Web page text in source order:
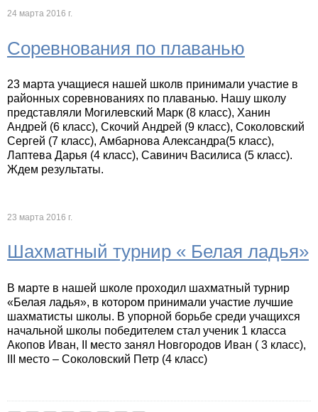
24 марта 2016 г.
Соревнования по плаванью
23 марта учащиеся нашей школв принимали участие в
районных соревнованиях по плаванью. Нашу школу
представляли Могилевский Марк (8 класс), Ханин
Андрей (6 класс), Скочий Андрей (9 класс), Соколовский
Сергей (7 класс), Амбарнова Александра(5 класс),
Лаптева Дарья (4 класс), Савинич Василиса (5 класс).
Ждем результаты.
23 марта 2016 г.
Шахматный турнир « Белая ладья»
В марте в нашей школе проходил шахматный турнир
«Белая ладья», в котором принимали участие лучшие
шахматисты школы. В упорной борьбе среди учащихся
начальной школы победителем стал ученик 1 класса
Акопов Иван, II место занял Новгородов Иван ( 3 класс),
III место – Соколовский Петр (4 класс)